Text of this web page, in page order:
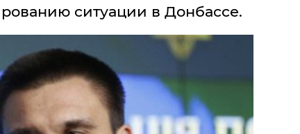
ситуации в Донбассе.